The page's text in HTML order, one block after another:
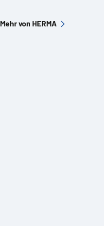
Mehr von HERMA